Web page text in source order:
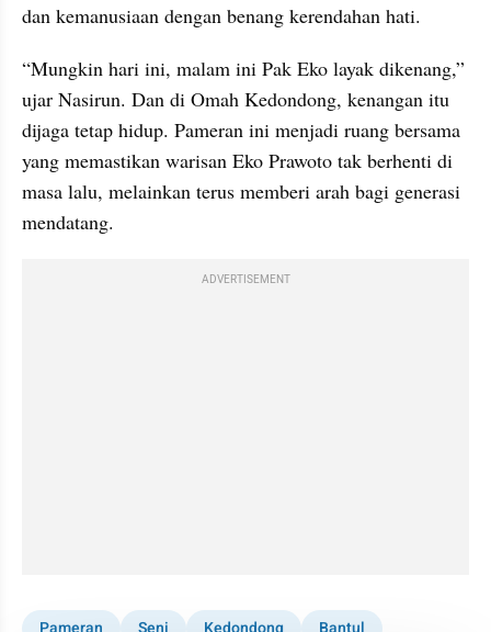
dan kemanusiaan dengan benang kerendahan hati.
“Mungkin hari ini, malam ini Pak Eko layak dikenang,”
ujar Nasirun. Dan di Omah Kedondong, kenangan itu
dijaga tetap hidup. Pameran ini menjadi ruang bersama
yang memastikan warisan Eko Prawoto tak berhenti di
masa lalu, melainkan terus memberi arah bagi generasi
mendatang.
ADVERTISEMENT